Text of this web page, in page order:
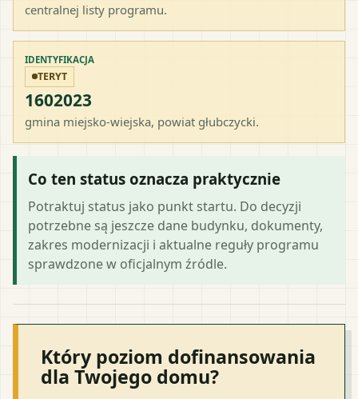
centralnej listy programu.
IDENTYFIKACJA
TERYT
1602023
gmina miejsko-wiejska, powiat głubczycki.
Co ten status oznacza praktycznie
Potraktuj status jako punkt startu. Do decyzji
potrzebne są jeszcze dane budynku, dokumenty,
zakres modernizacji i aktualne reguły programu
sprawdzone w oficjalnym źródle.
Który poziom dofinansowania
dla Twojego domu?